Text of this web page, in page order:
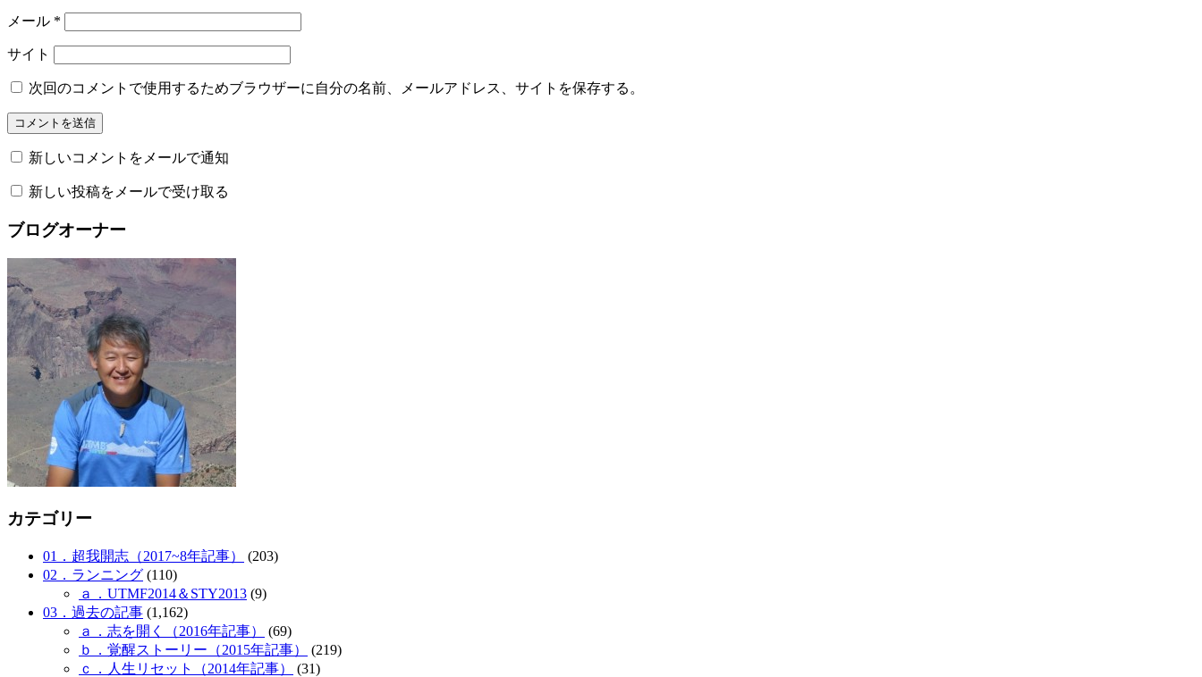
メール *
サイト
次回のコメントで使用するためブラウザーに自分の名前、メールアドレス、サイトを保存する。
新しいコメントをメールで通知
新しい投稿をメールで受け取る
ブログオーナー
カテゴリー
01．超我開志（2017~8年記事）
(203)
02．ランニング (110)
ａ．UTMF2014＆STY2013 (9)
03．過去の記事 (1,162)
ａ．志を開く（2016年記事）
(69)
ｂ．覚醒ストーリー（2015年記事）
(219)
ｃ．人生リセット（2014年記事）
(31)